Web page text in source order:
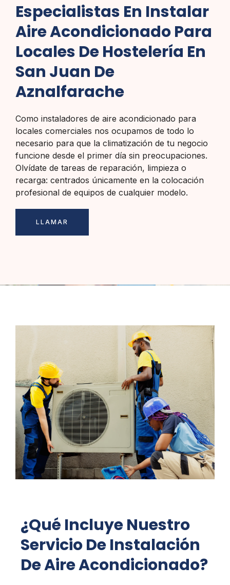
Especialistas En Instalar
Aire Acondicionado Para
Locales De Hostelería En
San Juan De
Aznalfarache
Como instaladores de aire acondicionado para
locales comerciales nos ocupamos de todo lo
necesario para que la climatización de tu negocio
funcione desde el primer día sin preocupaciones.
Olvídate de tareas de reparación, limpieza o
recarga: centrados únicamente en la colocación
profesional de equipos de cualquier modelo.
LLAMAR
¿Qué Incluye Nuestro
Servicio De Instalación
De Aire Acondicionado?